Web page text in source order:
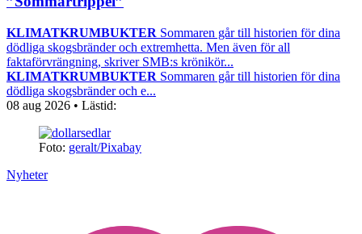
KLIMATKRUMBUKTER Sommaren går till historien för dina
dödliga skogsbränder och extremhetta. Men även för all
faktaförvrängning, skriver SMB:s krönikör...
KLIMATKRUMBUKTER Sommaren går till historien för dina
dödliga skogsbränder och e...
08 aug 2026 • Lästid:
Foto: geralt/Pixabay
Nyheter